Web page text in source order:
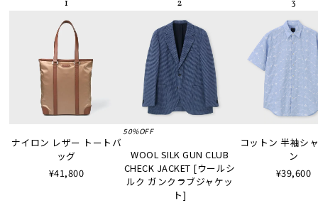
ナイロン レザー トートバ
ッグ
¥41,800
50%OFF
WOOL SILK GUN CLUB
CHECK JACKET [ウールシ
ルク ガンクラブジャケッ
ト]
コットン 半袖シ
ン
¥39,600